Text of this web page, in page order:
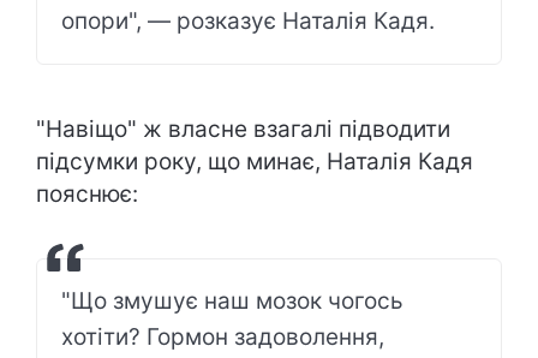
опори", — розказує Наталія Кадя.
"Навіщо" ж власне взагалі підводити
підсумки року, що минає, Наталія Кадя
пояснює:
"Що змушує наш мозок чогось
хотіти? Гормон задоволення,